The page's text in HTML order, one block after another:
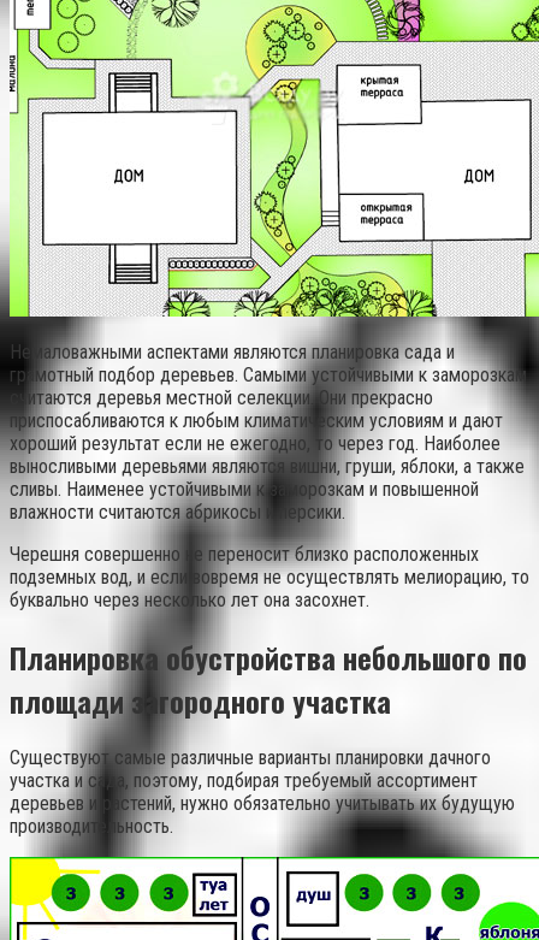
Немаловажными аспектами являются планировка сада и
грамотный подбор деревьев. Самыми устойчивыми к заморозкам
считаются деревья местной селекции. Они прекрасно
приспосабливаются к любым климатическим условиям и дают
хороший результат если не ежегодно, то через год. Наиболее
выносливыми деревьями являются вишни, груши, яблоки, а также
сливы. Наименее устойчивыми к заморозкам и повышенной
влажности считаются абрикосы и персики.
Черешня совершенно не переносит близко расположенных
подземных вод, и если вовремя не осуществлять мелиорацию, то
буквально через несколько лет она засохнет.
Планировка обустройства небольшого по
площади загородного участка
Существуют самые различные варианты планировки дачного
участка и сада, поэтому, подбирая требуемый ассортимент
деревьев и растений, нужно обязательно учитывать их будущую
производительность.